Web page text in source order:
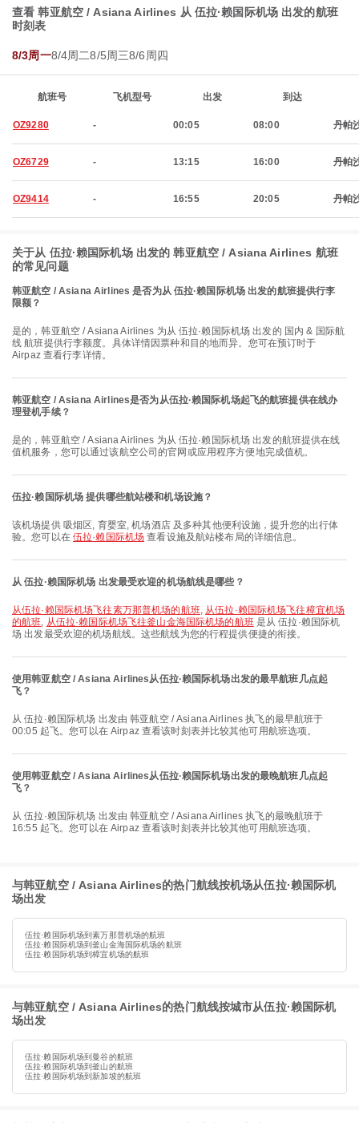
查看 韩亚航空 / Asiana Airlines 从 伍拉·赖国际机场 出发的航班
时刻表
8/3周一8/4周二8/5周三8/6周四
航班号 飞机型号 出发 到达
OZ9280 - 00:05 08:00 丹帕
OZ6729 - 13:15 16:00 丹帕
OZ9414 - 16:55 20:05 丹帕
关于从 伍拉·赖国际机场 出发的 韩亚航空 / Asiana Airlines 航班
的常见问题
韩亚航空 / Asiana Airlines 是否为从 伍拉·赖国际机场 出发的航班提供行李
限额？
是的，韩亚航空 / Asiana Airlines 为从 伍拉·赖国际机场 出发的 国内 & 国际航
线 航班提供行李额度。具体详情因票种和目的地而异。您可在预订时于
Airpaz 查看行李详情。
韩亚航空 / Asiana Airlines是否为从伍拉·赖国际机场起飞的航班提供在线办
理登机手续？
是的，韩亚航空 / Asiana Airlines 为从 伍拉·赖国际机场 出发的航班提供在线
值机服务，您可以通过该航空公司的官网或应用程序方便地完成值机。
伍拉·赖国际机场 提供哪些航站楼和机场设施？
该机场提供 吸烟区, 育婴室, 机场酒店 及多种其他便利设施，提升您的出行体
验。您可以在 伍拉·赖国际机场 查看设施及航站楼布局的详细信息。
从 伍拉·赖国际机场 出发最受欢迎的机场航线是哪些？
从伍拉·赖国际机场飞往素万那普机场的航班, 从伍拉·赖国际机场飞往樟宜机场
的航班, 从伍拉·赖国际机场飞往釜山金海国际机场的航班是从 伍拉·赖国际机
场 出发最受欢迎的机场航线。这些航线为您的行程提供便捷的衔接。
使用韩亚航空 / Asiana Airlines从伍拉·赖国际机场出发的最早航班几点起
飞？
从 伍拉·赖国际机场 出发由 韩亚航空 / Asiana Airlines 执飞的最早航班于
00:05 起飞。您可以在 Airpaz 查看该时刻表并比较其他可用航班选项。
使用韩亚航空 / Asiana Airlines从伍拉·赖国际机场出发的最晚航班几点起
飞？
从 伍拉·赖国际机场 出发由 韩亚航空 / Asiana Airlines 执飞的最晚航班于
16:55 起飞。您可以在 Airpaz 查看该时刻表并比较其他可用航班选项。
与韩亚航空 / Asiana Airlines的热门航线按机场从伍拉·赖国际机
场出发
伍拉·赖国际机场到素万那普机场的航班
伍拉·赖国际机场到釜山金海国际机场的航班
伍拉·赖国际机场到樟宜机场的航班
与韩亚航空 / Asiana Airlines的热门航线按城市从伍拉·赖国际机
场出发
伍拉·赖国际机场到曼谷的航班
伍拉·赖国际机场到釜山的航班
伍拉·赖国际机场到新加坡的航班